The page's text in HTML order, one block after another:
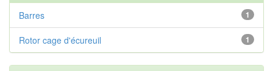
1
Barres
1
Rotor cage d'écureuil